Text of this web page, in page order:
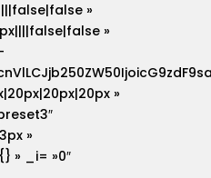
»
»
»
»
» _i= »0″